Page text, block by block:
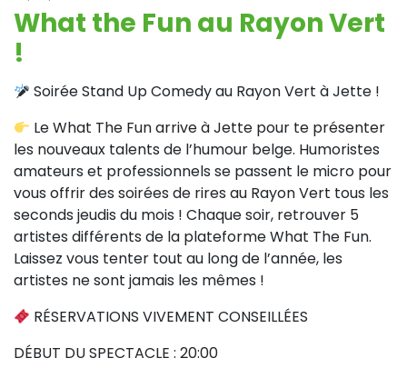
What the Fun au Rayon Vert
!
Soirée Stand Up Comedy au Rayon Vert à Jette !
Le What The Fun arrive à Jette pour te présenter
les nouveaux talents de l’humour belge. Humoristes
amateurs et professionnels se passent le micro pour
vous offrir des soirées de rires au Rayon Vert tous les
seconds jeudis du mois ! Chaque soir, retrouver 5
artistes différents de la plateforme What The Fun.
Laissez vous tenter tout au long de l’année, les
artistes ne sont jamais les mêmes !
RÉSERVATIONS VIVEMENT CONSEILLÉES
DÉBUT DU SPECTACLE : 20:00